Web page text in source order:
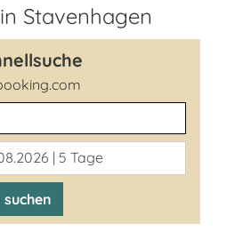
Stavenhagen
| 5 Tage
suchen